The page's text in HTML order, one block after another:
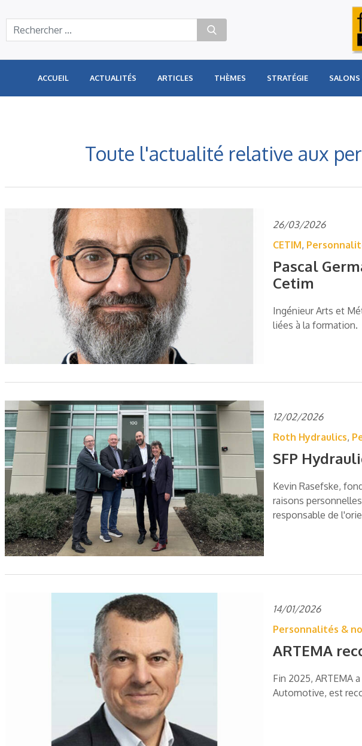
ACCUEIL ACTUALITÉS ARTICLES THÈMES STRATÉGIE
Toute l'actualité relative aux
26/03/2026
CETIM,
Pascal
Cetim
Ingénieur Arts et
liées à la formation.
12/02/2026
Roth Hydraulics,
SFP
Kevin Rasefske,
raisons
responsable de
14/01/2026
Personnalités &
ARTEMA
Fin 2025, ARTEMA
Automotive, est